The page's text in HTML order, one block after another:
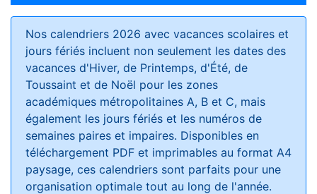
Nos calendriers 2026 avec vacances scolaires et
jours fériés incluent non seulement les dates des
vacances d'Hiver, de Printemps, d'Été, de
Toussaint et de Noël pour les zones
académiques métropolitaines A, B et C, mais
également les jours fériés et les numéros de
semaines paires et impaires. Disponibles en
téléchargement PDF et imprimables au format A4
paysage, ces calendriers sont parfaits pour une
organisation optimale tout au long de l'année.